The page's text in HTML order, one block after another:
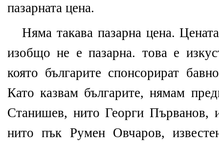
пазарната цена.
Няма такава пазарна цена.
изобщо не е пазарна. това е
която българите спонсорират
Като казвам българите, нямам
Станишев, нито Георги Първанов,
нито пък Румен Овчаров,